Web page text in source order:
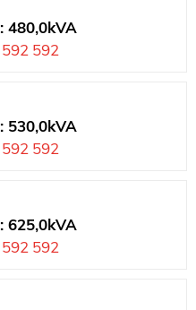
480,0kVA
592
530,0kVA
592
625,0kVA
592